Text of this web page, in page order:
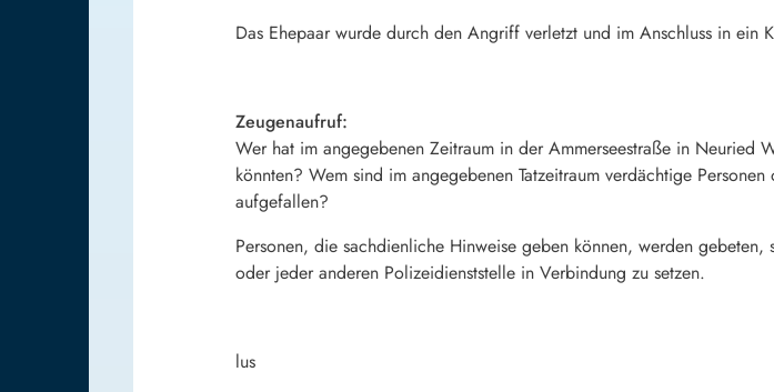
Das Ehepaar wurde durch den Angriff verletzt und im Anschluss in ein
Zeugenaufruf:
Wer hat im angegebenen Zeitraum in der Ammerseestraße in Neuried
könnten? Wem sind im angegebenen Tatzeitraum verdächtige
aufgefallen?
Personen, die sachdienliche Hinweise geben können, werden
oder jeder anderen Polizeidienststelle in Verbindung zu setzen.
lus